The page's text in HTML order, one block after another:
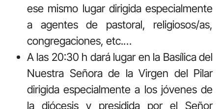
ese mismo lugar dirigida especialmente
a agentes de pastoral, religiosos/as,
congregaciones, etc.…
A las 20:30 h dará lugar en la Basílica del
Nuestra Señora de la Virgen del Pilar
dirigida especialmente a los jóvenes de
la diócesis y presidida por el Señor